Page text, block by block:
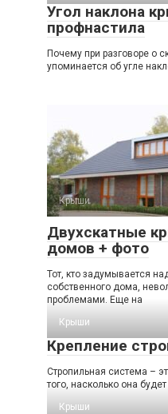
Угол наклона
профнастила
Почему при разговоре о
упоминается об угле
Крыши
Двухскатные
домов + фото
Тот, кто задумывается
собственного дома,
проблемами. Еще на
Крыши
Крепление
Стропильная система –
того, насколько она
Крыши